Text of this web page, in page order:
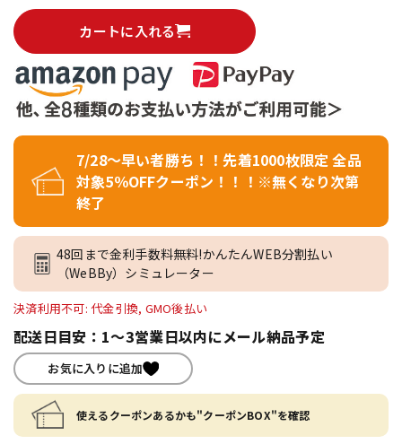
カートに入れる
7/28～早い者勝ち！！先着1000枚限定 全品
対象5％OFFクーポン！！！※無くなり次第
終了
48回まで金利手数料無料!かんたんWEB分割払い
（WeBBy）シミュレーター
決済利用不可: 代金引換, GMO後払い
配送日目安：1～3営業日以内にメール納品予定
お気に入りに追加
使えるクーポンあるかも"クーポンBOX"を確認